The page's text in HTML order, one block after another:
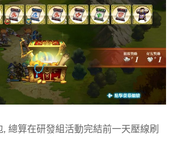
總算在研發組活動完結前一天壓線刷